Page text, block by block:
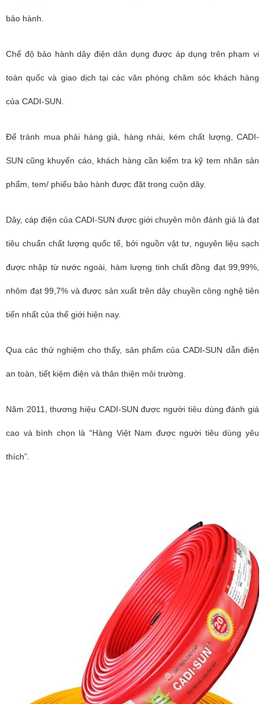
bảo hành.
Chế độ bảo hành dây điện dân dụng được áp dụng trên phạm vi
toàn quốc và giao dịch tại các văn phòng chăm sóc khách hàng
của CADI-SUN.
Để tránh mua phải hànggiả, hàng nhái, kém chất lượng, CADI-
SUN cũng khuyến cáo, khách hàng cần kiểm tra kỹ tem nhãn sản
phẩm, tem/ phiếu bảo hành được đặt trong cuộn dây.
Dây, cáp điện của CADI-SUN được giới chuyên môn đánh giá là đạt
tiêu chuẩn chất lượng quốc tế, bởi nguồn vật tư, nguyên liệu sạch
được nhập từ nước ngoài, hàm lượng tinh chất đồng đạt 99,99%,
nhôm đạt 99,7% và được sản xuất trên dây chuyền công nghệ tiên
tiến nhất của thế giới hiện nay.
Qua các thử nghiệm cho thấy, sản phẩm của CADI-SUN dẫn điện
an toàn, tiết kiệm điện và thân thiện môi trường.
Năm 2011, thương hiệu CADI-SUN được người tiêu dùng đánh giá
cao và bình chọn là “Hàng Việt Nam được người tiêu dùng yêu
thích”.